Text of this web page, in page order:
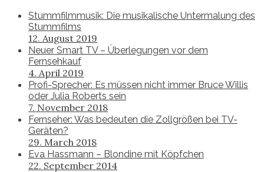
Stummfilmmusik: Die musikalische Untermalung des
Stummfilms
12. August 2019
Neuer Smart TV – Überlegungen vor dem
Fernsehkauf
4. April 2019
Profi-Sprecher: Es müssen nicht immer Bruce Willis
oder Julia Roberts sein
7. November 2018
Fernseher: Was bedeuten die Zollgrößen bei TV-
Geräten?
29. March 2018
Eva Hassmann – Blondine mit Köpfchen
22. September 2014